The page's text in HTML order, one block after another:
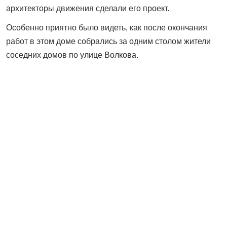
архитекторы движения сделали его проект.
Особенно приятно было видеть, как после окончания
работ в этом доме собрались за одним столом жители
соседних домов по улице Волкова.